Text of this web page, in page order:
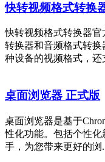
快转视频格式转换
快转视频格式转换器
转换器和音频格式转
种设备的视频格式，还
桌面浏览器 正式版
桌面浏览器是基于
性化功能。包括个性
手，为您带来更好的浏